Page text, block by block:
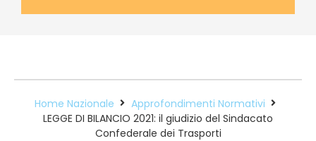
Home Nazionale
Approfondimenti Normativi
LEGGE DI BILANCIO 2021: il giudizio del Sindacato
Confederale dei Trasporti